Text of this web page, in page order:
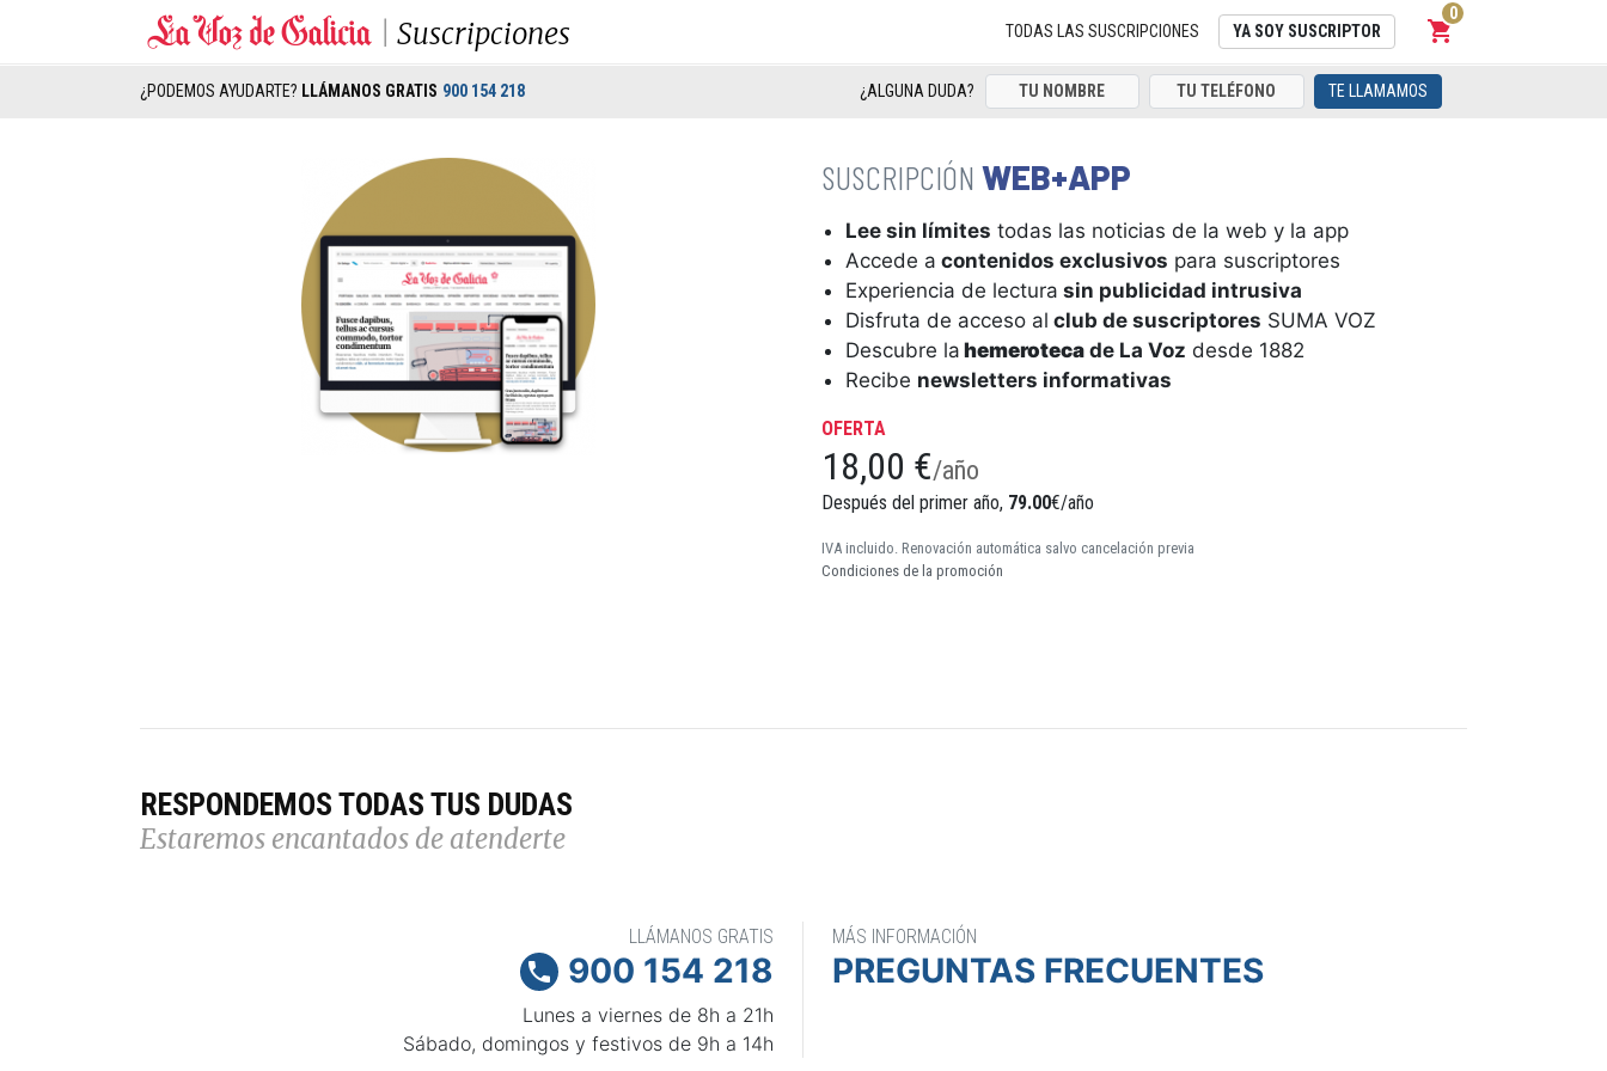
Suscripciones TODAS LAS SUSCRIPCIONES YA SOY SUSCRIPTOR shopping_cart
Carrito
0
¿PODEMOS AYUDARTE? LLÁMANOS GRATIS 900 154 218 ¿ALGUNA DUDA? TE LLAMAMOS
WEB+APP
Lee sin límites todas las noticias de la web y la app
Accede a contenidos exclusivos para suscriptores
Experiencia de lectura sin publicidad intrusiva
Disfruta de acceso al club de suscriptores SUMA VOZ
Descubre la hemeroteca de La Voz desde 1882
Recibe newsletters informativas
OFERTA
18,00 €/año
Después del primer año, 79.00€/año
IVA incluido. Renovación automática salvo cancelación previa
Condiciones de la promoción
RESPONDEMOS TODAS TUS DUDAS
Estaremos encantados de atenderte
LLÁMANOS GRATIS
 900 154 218
Lunes a viernes de 8h a 21h
Sábado, domingos y festivos de 9h a 14h
MÁS INFORMACIÓN
PREGUNTAS FRECUENTES